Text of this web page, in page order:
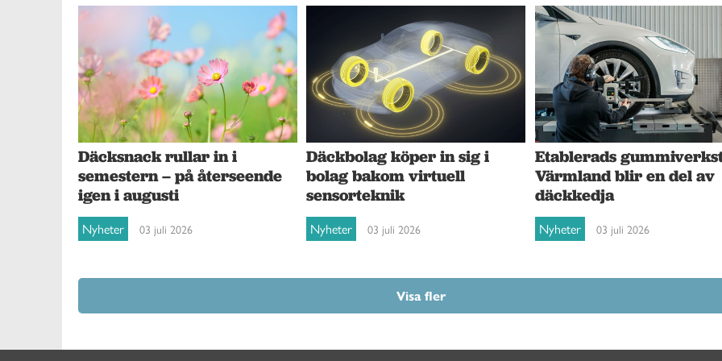
Däcksnack rullar in i
semestern – på återseende
igen i augusti
Nyheter 03 juli 2026
Däckbolag köper in sig i
bolag bakom virtuell
sensorteknik
Nyheter 03 juli 2026
Etablerads
Värmland blir en del av
däckkedja
Nyheter 03 juli 2026
Visa fler